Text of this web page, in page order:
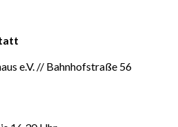
e.V. // Bahnhofstraße 56